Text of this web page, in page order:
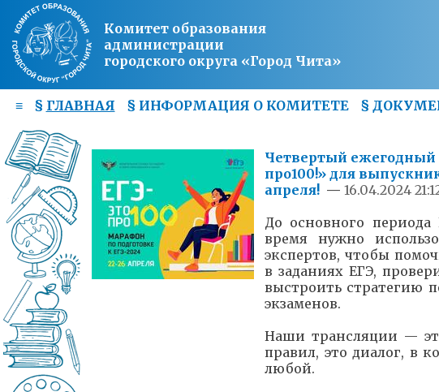
Комитет образования
администрации
городского округа «Город Чита»
≡ § ГЛАВНАЯ § ИНФОРМАЦИЯ О КОМИТЕТЕ §
Четвертый
про100!» для
апреля! — 16.04.2024
До основного периода
время нужно
экспертов, чтобы
в заданиях ЕГЭ,
выстроить стратегию
экзаменов.
Наши трансляции —
правил, это диалог, в
любой.